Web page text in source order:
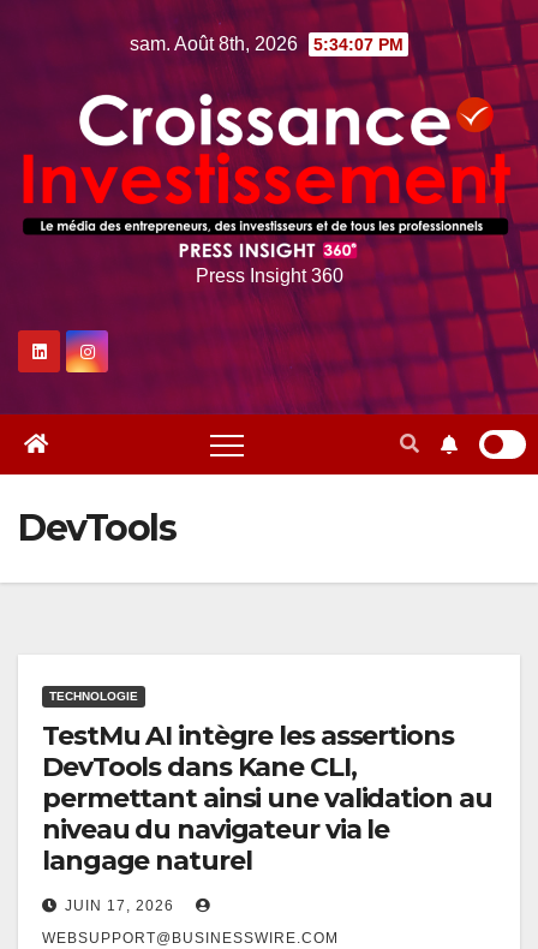
sam. Août 8th, 2026 5:34:08 PM
Press Insight 360
DevTools
TECHNOLOGIE
TestMu AI intègre les assertions
DevTools dans Kane CLI,
permettant ainsi une validation au
niveau du navigateur via le
langage naturel
JUIN 17, 2026
WEBSUPPORT@BUSINESSWIRE.COM